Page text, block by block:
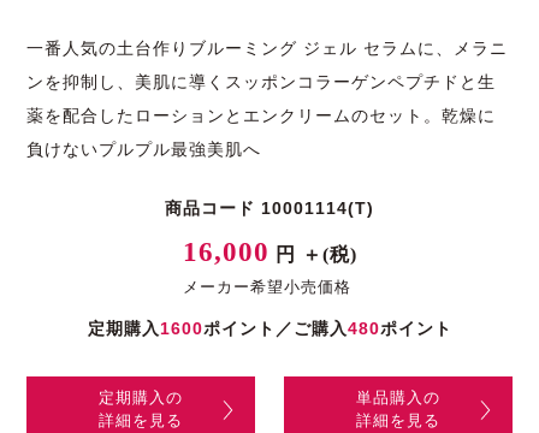
一番人気の土台作りブルーミング ジェル セラムに、メラニ
ンを抑制し、美肌に導くスッポンコラーゲンペプチドと生
薬を配合したローションとエンクリームのセット。乾燥に
負けないプルプル最強美肌へ
商品コード 10001114(T)
16,000 円 ＋(税)
メーカー希望小売価格
定期購入 1600ポイント／ご購入480ポイント
定期購入の
詳細を見る
単品購入の
詳細を見る